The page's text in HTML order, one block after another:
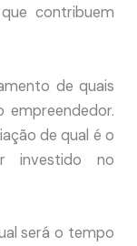
contribuem
de quais
empreendedor.
de qual é o
investido no
será o tempo